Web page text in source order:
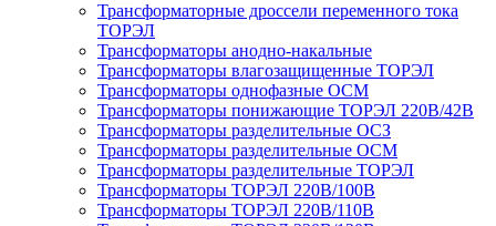
Трансформаторные дроссели переменного тока
ТОРЭЛ
Трансформаторы анодно-накальные
Трансформаторы влагозащищенные ТОРЭЛ
Трансформаторы однофазные ОСМ
Трансформаторы понижающие ТОРЭЛ 220В/42В
Трансформаторы разделительные ОСЗ
Трансформаторы разделительные ОСМ
Трансформаторы разделительные ТОРЭЛ
Трансформаторы ТОРЭЛ 220В/100В
Трансформаторы ТОРЭЛ 220В/110В